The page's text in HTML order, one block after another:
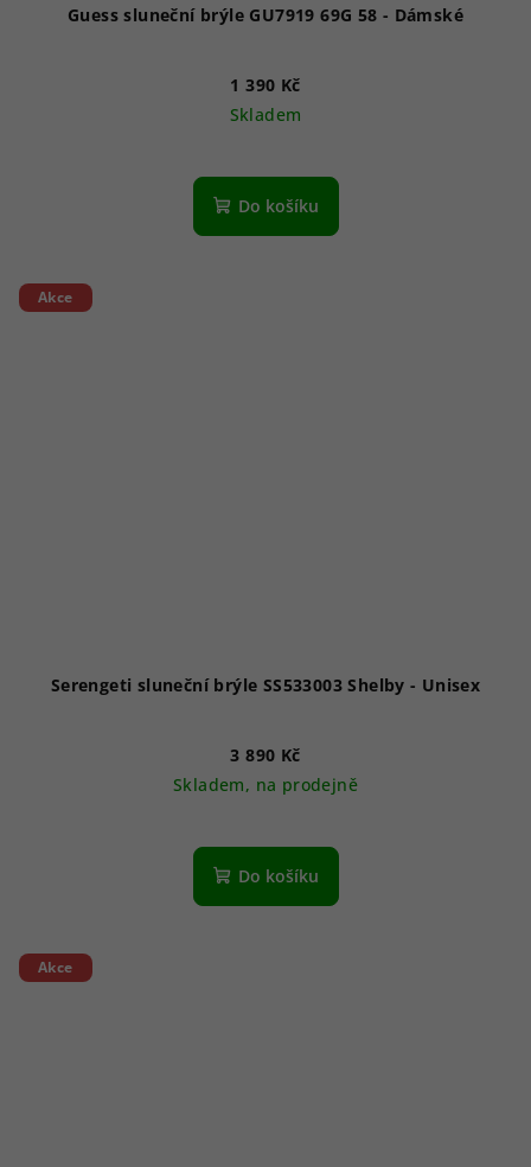
Guess sluneční brýle GU7919 69G 58 - Dámské
1 390 Kč
Skladem
Do košíku
Akce
Serengeti sluneční brýle SS533003 Shelby - Unisex
3 890 Kč
Skladem, na prodejně
Do košíku
Akce